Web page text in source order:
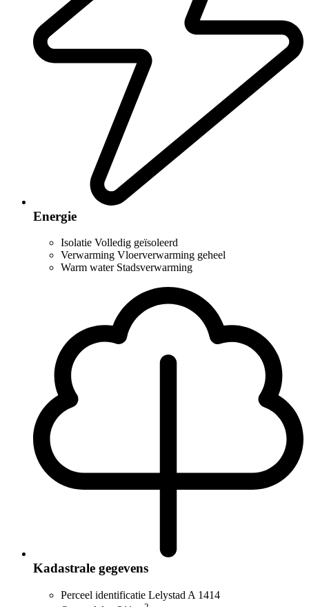
Energie
Isolatie Volledig geïsoleerd
Verwarming Vloerverwarming geheel
Warm water Stadsverwarming
Kadastrale gegevens
Perceel identificatie Lelystad A 1414